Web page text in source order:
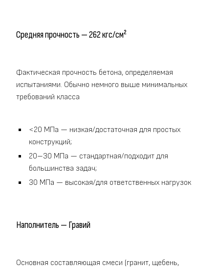
Средняя прочность — 262 кгс/см²
Фактическая прочность бетона, определяемая
испытаниями. Обычно немного выше минимальных
требований класса
<20 МПа — низкая/достаточная для простых
конструкций;
20–30 МПа — стандартная/подходит для
большинства задач;
30 МПа — высокая/для ответственных нагрузок
Наполнитель — Гравий
Основная составляющая смеси (гранит, щебень,